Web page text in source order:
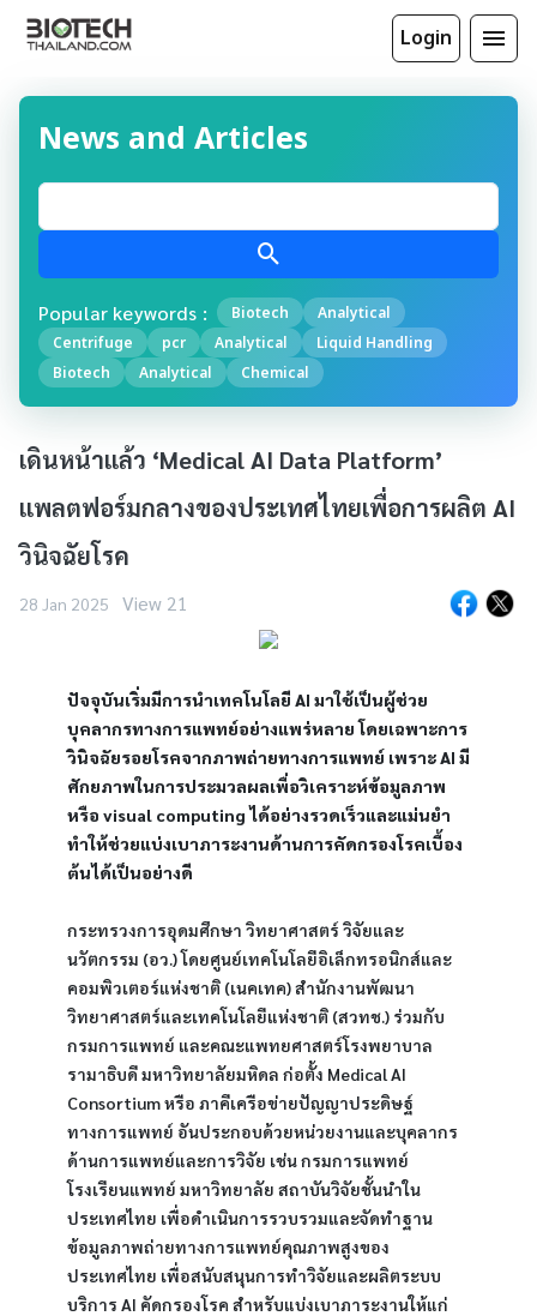
Login
News and Articles
Popular keywords : Biotech
Analytical
Centrifuge
pcr Analytical
Liquid Handling
Biotech
Analytical Chemical
เดินหน้าแล้ว ‘Medical AI Data Platform’
แพลตฟอร์มกลางของประเทศไทยเพื่อการผลิต AI
วินิจฉัยโรค
28 Jan 2025 View 21
ปัจจุบันเริ่มมีการนำเทคโนโลยี AI มาใช้เป็นผู้ช่วย
บุคลากรทางการแพทย์อย่างแพร่หลาย โดยเฉพาะการ
วินิจฉัยรอยโรคจากภาพถ่ายทางการแพทย์ เพราะ AI มี
ศักยภาพในการประมวลผลเพื่อวิเคราะห์ข้อมูลภาพ
หรือ visual computing ได้อย่างรวดเร็วและแม่นยำ
ทำให้ช่วยแบ่งเบาภาระงานด้านการคัดกรองโรคเบื้อง
ต้นได้เป็นอย่างดี
กระทรวงการอุดมศึกษา วิทยาศาสตร์ วิจัยและ
นวัตกรรม (อว.) โดยศูนย์เทคโนโลยีอิเล็กทรอนิกส์และ
คอมพิวเตอร์แห่งชาติ (เนคเทค) สำนักงานพัฒนา
วิทยาศาสตร์และเทคโนโลยีแห่งชาติ (สวทช.) ร่วมกับ
กรมการแพทย์ และคณะแพทยศาสตร์โรงพยาบาล
รามาธิบดี มหาวิทยาลัยมหิดล ก่อตั้ง Medical AI
Consortium หรือ ภาคีเครือข่ายปัญญาประดิษฐ์
ทางการแพทย์ อันประกอบด้วยหน่วยงานและบุคลากร
ด้านการแพทย์และการวิจัย เช่น กรมการแพทย์
โรงเรียนแพทย์ มหาวิทยาลัย สถาบันวิจัยชั้นนำใน
ประเทศไทย เพื่อดำเนินการรวบรวมและจัดทำฐาน
ข้อมูลภาพถ่ายทางการแพทย์คุณภาพสูงของ
ประเทศไทย เพื่อสนับสนุนการทำวิจัยและผลิตระบบ
บริการ AI คัดกรองโรค สำหรับแบ่งเบาภาระงานให้แก่